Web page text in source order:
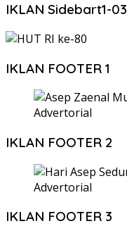
IKLAN Sidebart1-03
IKLAN FOOTER 1
Advertorial
IKLAN FOOTER 2
Advertorial
IKLAN FOOTER 3